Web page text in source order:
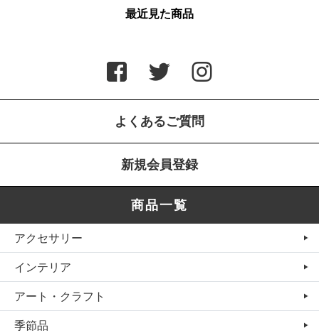
最近見た商品
よくあるご質問
新規会員登録
商品一覧
アクセサリー
インテリア
アート・クラフト
季節品